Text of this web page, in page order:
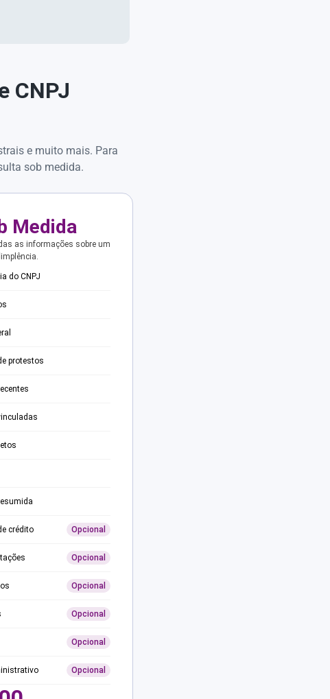
CNPJ
e muito mais. Para
sob medida.
Medida
as informações sobre um
do CNPJ
protestos
crédito Opcional
Opcional
Opcional
Opcional
Opcional
Opcional